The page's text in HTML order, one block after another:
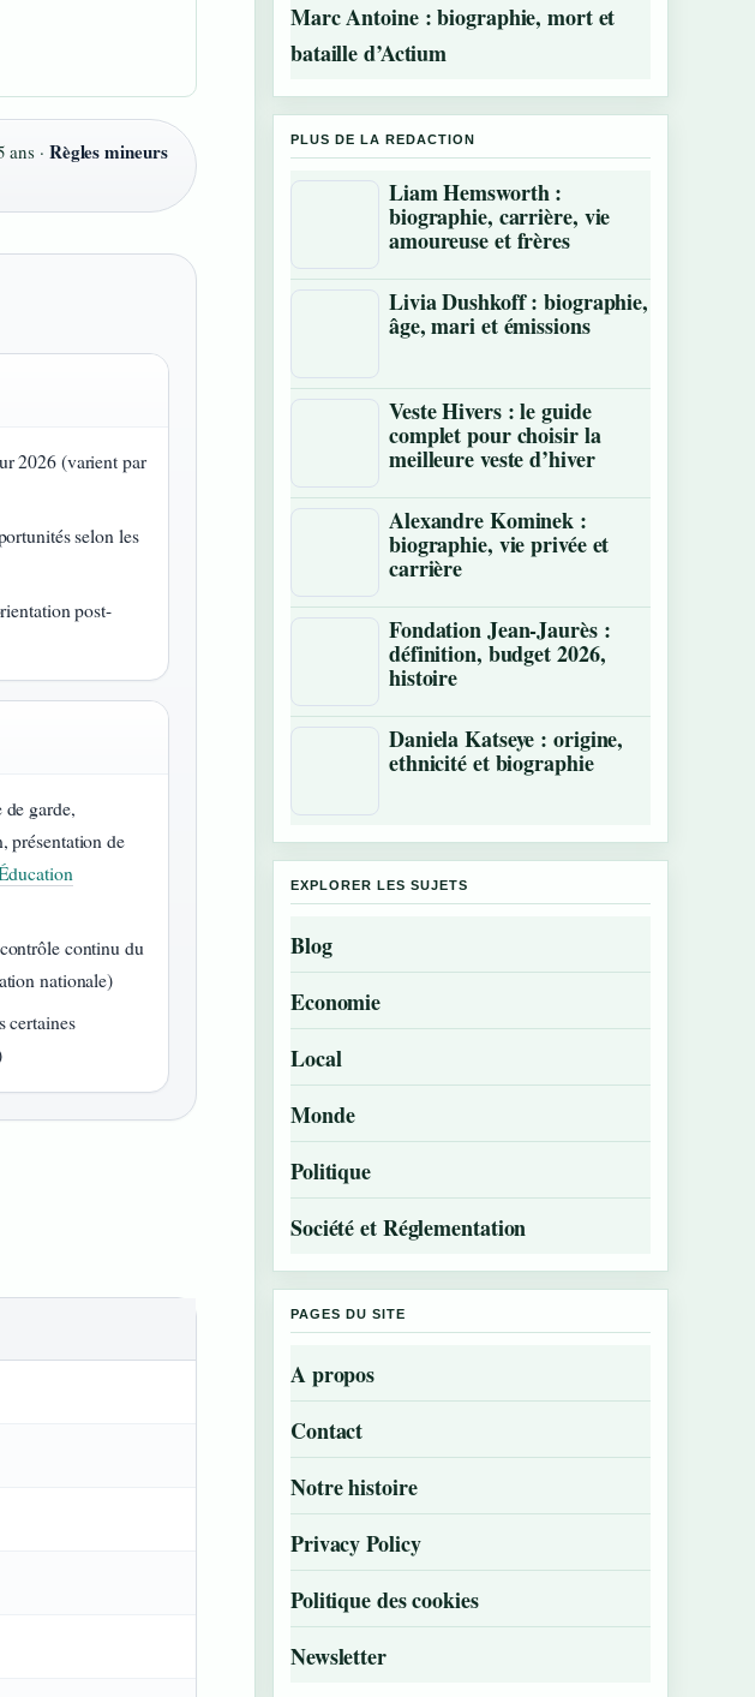
ans · Règles mineurs
2026 (varient par
selon les
post-
garde,
présentation de
continu du
nationale)
certaines
Marc Antoine : biographie, mort et
bataille d’Actium
PLUS DE LA REDACTION
Liam Hemsworth :
biographie, carrière, vie
amoureuse et frères
Livia Dushkoff : biographie,
âge, mari et émissions
Veste Hivers : le guide
complet pour choisir la
meilleure veste d’hiver
Alexandre Kominek :
biographie, vie privée et
carrière
Fondation Jean-Jaurès :
définition, budget 2026,
histoire
Daniela Katseye : origine,
ethnicité et biographie
EXPLORER LES SUJETS
Blog
Economie
Local
Monde
Politique
Société et Réglementation
PAGES DU SITE
A propos
Contact
Notre histoire
Privacy Policy
Politique des cookies
Newsletter